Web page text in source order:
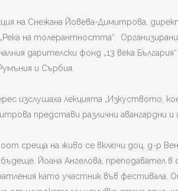
на Снежана Йовева-Димитрова,
на толерантността“.
дарителски фонд „13 века
и Сърбия.
изслушаха лекцията „Изкуството,
представи различни
среща на живо се включи доц. д-р
Йоана Ангелова, преподавател
като участник във фестивала.